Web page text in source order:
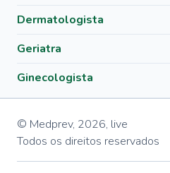
Dermatologista
Geriatra
Ginecologista
© Medprev, 2026, live
Todos os direitos reservados